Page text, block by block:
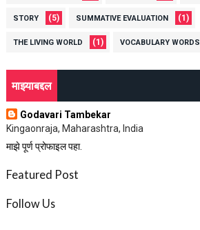
STORY (5) SUMMATIVE EVALUATION (1)
THE LIVING WORLD (1) VOCABULARY WORDS
माझ्याबद्दल
Godavari Tambekar
Kingaonraja, Maharashtra, India
माझे पूर्ण प्रोफाइल पहा.
Featured Post
Follow Us